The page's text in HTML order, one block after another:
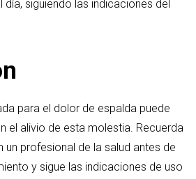
siguiendo las indicaciones del
para el dolor de espalda puede
el alivio de esta molestia. Recuerda
profesional de la salud antes de
y sigue las indicaciones de uso